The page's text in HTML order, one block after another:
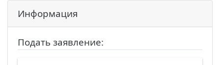
Информация
Подать заявление: